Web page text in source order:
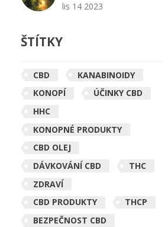
lis 14 2023
ŠTÍTKY
CBD
KANABINOIDY
KONOPÍ
ÚČINKY CBD
HHC
KONOPNÉ PRODUKTY
CBD OLEJ
DÁVKOVÁNÍ CBD
THC
ZDRAVÍ
CBD PRODUKTY
THCP
BEZPEČNOST CBD